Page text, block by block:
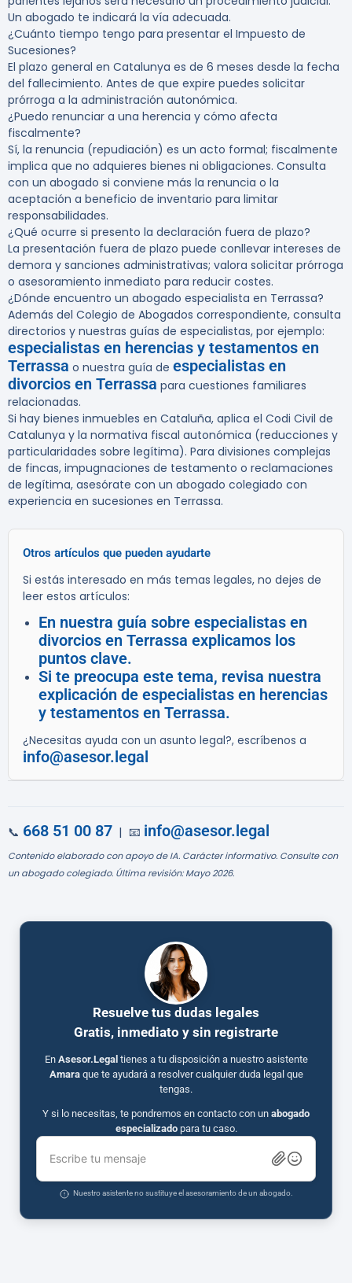
Un abogado te indicará la vía adecuada.
¿Cuánto tiempo tengo para presentar el Impuesto de
Sucesiones?
El plazo general en Catalunya es de 6 meses desde la fecha
del fallecimiento. Antes de que expire puedes solicitar
prórroga a la administración autonómica.
¿Puedo renunciar a una herencia y cómo afecta
fiscalmente?
Sí, la renuncia (repudiación) es un acto formal; fiscalmente
implica que no adquieres bienes ni obligaciones. Consulta
con un abogado si conviene más la renuncia o la
aceptación a beneficio de inventario para limitar
responsabilidades.
¿Qué ocurre si presento la declaración fuera de plazo?
La presentación fuera de plazo puede conllevar intereses de
demora y sanciones administrativas; valora solicitar prórroga
o asesoramiento inmediato para reducir costes.
¿Dónde encuentro un abogado especialista en Terrassa?
Además del Colegio de Abogados correspondiente, consulta
directorios y nuestras guías de especialistas, por ejemplo:
especialistas en herencias y testamentos en
Terrassa o nuestra guía de especialistas en
divorcios en Terrassa para cuestiones familiares
relacionadas.
Si hay bienes inmuebles en Cataluña, aplica el Codi Civil de
Catalunya y la normativa fiscal autonómica (reducciones y
particularidades sobre legítima). Para divisiones complejas
de fincas, impugnaciones de testamento o reclamaciones
de legítima, asesórate con un abogado colegiado con
experiencia en sucesiones en Terrassa.
Otros artículos que pueden ayudarte
Si estás interesado en más temas legales, no dejes de
leer estos artículos:
En nuestra guía sobre especialistas en
divorcios en Terrassa explicamos los
puntos clave.
Si te preocupa este tema, revisa nuestra
explicación de especialistas en herencias
y testamentos en Terrassa.
¿Necesitas ayuda con un asunto legal?, escríbenos a
info@asesor.legal
📞 668 51 00 87 | 📧 info@asesor.legal
Contenido elaborado con apoyo de IA. Carácter informativo. Consulte con
un abogado colegiado. Última revisión: Mayo 2026.
Resuelve tus dudas legales
Gratis, inmediato y sin registrarte
En Asesor.Legal tienes a tu disposición a nuestro asistente
Amaraque te ayudará a resolver cualquier duda legal que
tengas.
Y si lo necesitas, te pondremos en contacto con un abogado
especializadopara tu caso.
Escribe tu mensaje
Nuestro asistente no sustituye el asesoramiento de un abogado.